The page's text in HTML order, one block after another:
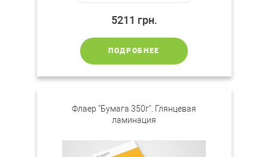
5211 грн.
ПОДРОБНЕЕ
Флаер "Бумага 350г". Глянцевая
ламинация